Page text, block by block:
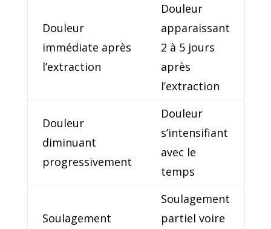
Douleur
immédiate après
l’extraction
Douleur
apparaissant
2 à 5 jours
après
l’extraction
Douleur
diminuant
progressivement
Douleur
s’intensifiant
avec le
temps
Soulagement
Soulagement
partiel voire